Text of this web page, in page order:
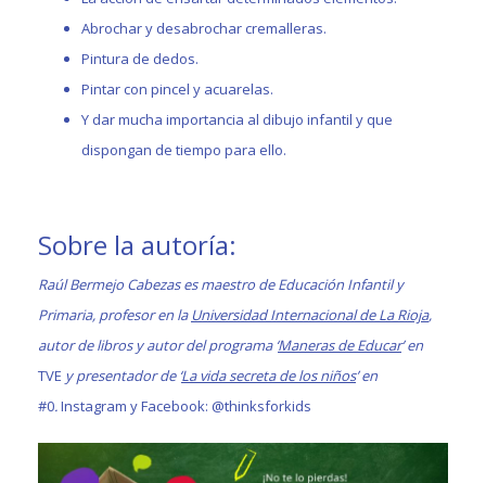
Abrochar y desabrochar cremalleras.
Pintura de dedos.
Pintar con pincel y acuarelas.
Y dar mucha importancia al dibujo infantil y que
dispongan de tiempo para ello.
Sobre la autoría:
Raúl Bermejo Cabezas es maestro de Educación Infantil y
Primaria, profesor en la Universidad Internacional de La Rioja,
autor de libros y autor del programa ‘ Maneras de Educar’ en
TVE y presentador de ‘ La vida secreta de los niños’ en
#0.Instagram y Facebook: @thinksforkids